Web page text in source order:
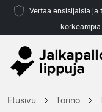
Vertaa ensisijaisia
Etusivu Torino